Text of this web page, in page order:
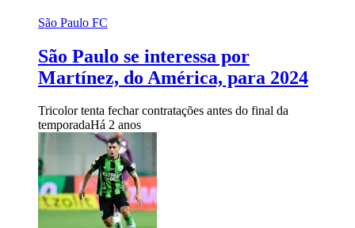
São Paulo FC
São Paulo se interessa por
Martínez, do América, para 2024
Tricolor tenta fechar contratações antes do final da
temporadaHá 2 anos